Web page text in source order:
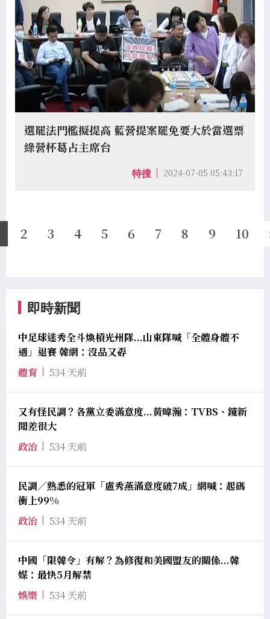
選罷法門檻擬提高 藍營提案罷免要大於當選票
綠營杯葛占主席台
特搜 2024-07-05 05:43:17
2 3 4 5 6 7 8 9 10
即時新聞
中足球迷秀全斗煥槓光州隊...山東隊喊「全體身體不
適」退賽 韓網：沒品又孬
體育
534 天前
又有怪民調？各黨立委滿意度...黃暐瀚：TVBS、鏡新
聞差很大
政治
534 天前
民調／熟悉的冠軍「盧秀燕滿意度破7成」網喊：起碼
衝上99%
政治
534 天前
中國「限韓令」有解？為修復和美國盟友的關係...韓
媒：最快5月解禁
娛樂
534 天前